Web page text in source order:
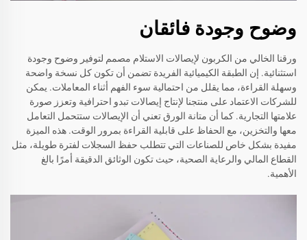
وضوح وجودة فائقان
ورقنا الخالي من الكربون لإيصالات الاستلام مصمم لتوفير وضوح وجودة
استثنائية. إن الطبقة الكيميائية الفريدة تضمن أن تكون كل نسخة واضحة
وسهلة القراءة، مما يقلل من احتمالية سوء الفهم أثناء المعاملات. يمكن
للشركات الاعتماد على منتجنا لإنتاج إيصالات تبدو احترافية وتعزز صورة
علامتها التجارية. كما أن متانة الورق تعني أن الإيصالات ستتحمل التعامل
معها والتخزين، مع الحفاظ على قابلية القراءة بمرور الوقت. هذه الميزة
مفيدة بشكل خاص للصناعات التي تتطلب حفظ السجلات لفترة طويلة، مثل
القطاع المالي والرعاية الصحية، حيث تكون الوثائق الدقيقة أمرًا بالغ
الأهمية.